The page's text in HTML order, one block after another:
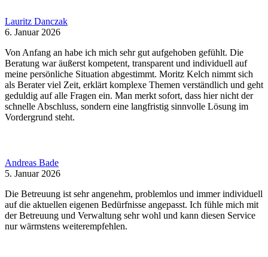
Lauritz Danczak
6. Januar 2026
Von Anfang an habe ich mich sehr gut aufgehoben gefühlt. Die
Beratung war äußerst kompetent, transparent und individuell auf
meine persönliche Situation abgestimmt. Moritz Kelch nimmt sich
als Berater viel Zeit, erklärt komplexe Themen verständlich und geht
geduldig auf alle Fragen ein. Man merkt sofort, dass hier nicht der
schnelle Abschluss, sondern eine langfristig sinnvolle Lösung im
Vordergrund steht.
Andreas Bade
5. Januar 2026
Die Betreuung ist sehr angenehm, problemlos und immer individuell
auf die aktuellen eigenen Bedürfnisse angepasst. Ich fühle mich mit
der Betreuung und Verwaltung sehr wohl und kann diesen Service
nur wärmstens weiterempfehlen.